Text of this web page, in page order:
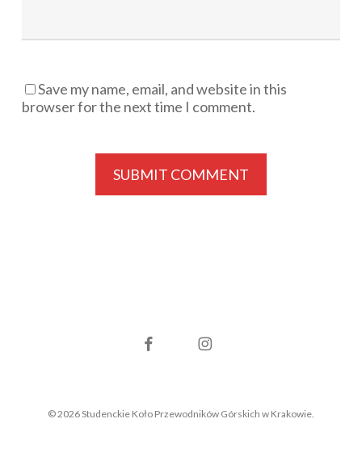
Save my name, email, and website in this
browser for the next time I comment.
© 2026 Studenckie Koło Przewodników Górskich w Krakowie.